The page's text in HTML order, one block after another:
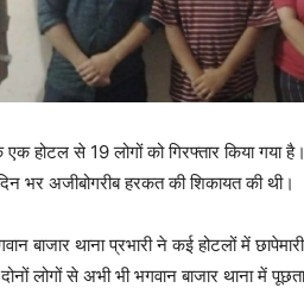
होटल से 19 लोगों को गिरफ्तार किया गया है।
भर अजीबोगरीब हरकत की शिकायत की थी।
बाजार थाना प्रभारी ने कई होटलों में
लोगों से अभी भी भगवान बाजार थाना में